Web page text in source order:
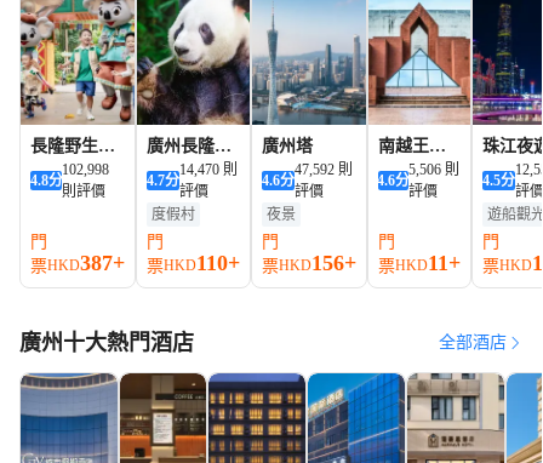
長隆野生動
物世界
4.8分
102,998
則評價
門
票HKD387+
廣州長隆度
假區
4.7分
14,470 則
評價
度假村
遊船觀光
夜景
門
票HKD110+
廣州塔
4.6分
47,592 則
評價
夜景
門
票HKD156+
南越王博
物院（王
墓展區）
4.6分
5,506 則
評價
門
票HKD11+
珠江夜
4.5分
評
遊船觀
夜景
門
票HKD
廣州十大熱門酒店 全部酒店